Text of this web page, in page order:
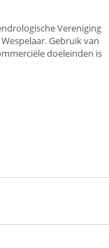
Vereniging
Gebruik van
doeleinden is